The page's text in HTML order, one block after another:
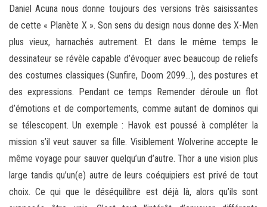
Daniel Acuna nous donne toujours des versions très saisissantes
de cette « Planète X ». Son sens du design nous donne des X-Men
plus vieux, harnachés autrement. Et dans le même temps le
dessinateur se révèle capable d’évoquer avec beaucoup de reliefs
des costumes classiques (Sunfire, Doom 2099…), des postures et
des expressions. Pendant ce temps Remender déroule un flot
d’émotions et de comportements, comme autant de dominos qui
se télescopent. Un exemple : Havok est poussé à compléter la
mission s’il veut sauver sa fille. Visiblement Wolverine accepte le
même voyage pour sauver quelqu’un d’autre. Thor a une vision plus
large tandis qu’un(e) autre de leurs coéquipiers est privé de tout
choix. Ce qui que le déséquilibre est déjà là, alors qu’ils sont